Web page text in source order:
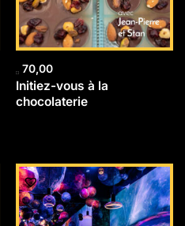
70,00
Initiez-vous à la
chocolaterie